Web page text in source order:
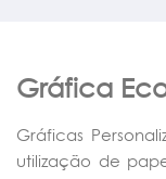
Gráfica
Gráficas
utilização de